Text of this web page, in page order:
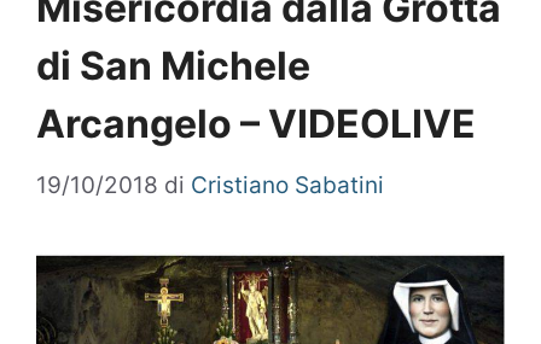
di San Michele
Arcangelo – VIDEOLIVE
19/10/2018 di Cristiano Sabatini